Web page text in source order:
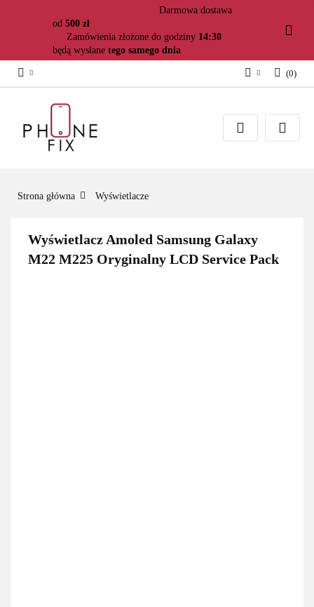
Darmowa dostawa
od 500 zł
Zamówienia złożone do godziny 14:30
będą wysłane tego samego dnia
Załóż konto
(0)
Strona główna Wyświetlacze
Wyświetlacz Amoled Samsung Galaxy
M22 M225 Oryginalny LCD Service Pack